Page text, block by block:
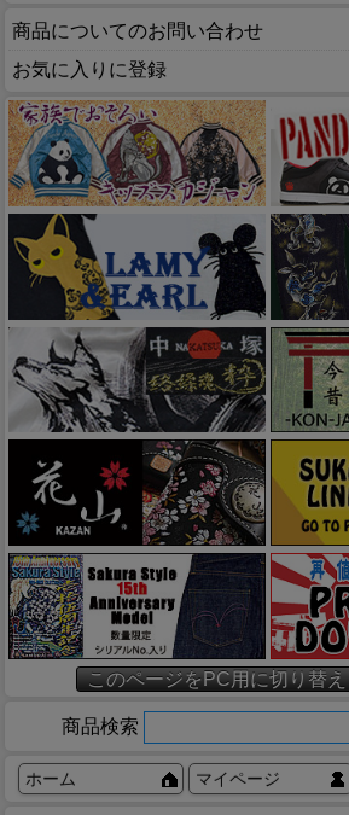
商品についてのお問い合わせ
お気に入りに登録
このページをPC用に切り替え
商品検索
ホーム マイページ